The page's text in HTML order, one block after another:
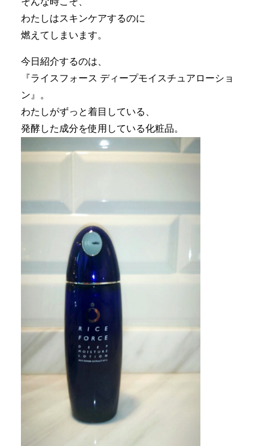
わたしはスキンケアするのに
燃えてしまいます。
今日紹介するのは、
『ライスフォース ディープモイスチュアローショ
ン』。
わたしがずっと着目している、
発酵した成分を使用している化粧品。